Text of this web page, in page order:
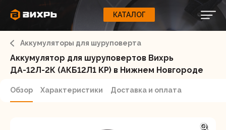
КАТАЛОГ
КАТАЛОГ
Регистрация
О бренде
Блог
Свернуть
ИНСТРУМЕНТ
Аккумуляторы для шуруповерта
Аккумулятор для шуруповертов Вихрь
ДА-12Л-2К (АКБ12Л1 KP) в Нижнем Новгороде
Обзор Характеристики Доставка и оплата
ВАШ ЗАКАЗ
Корзина